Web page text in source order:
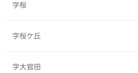
字桜
字桜ケ丘
字大官田